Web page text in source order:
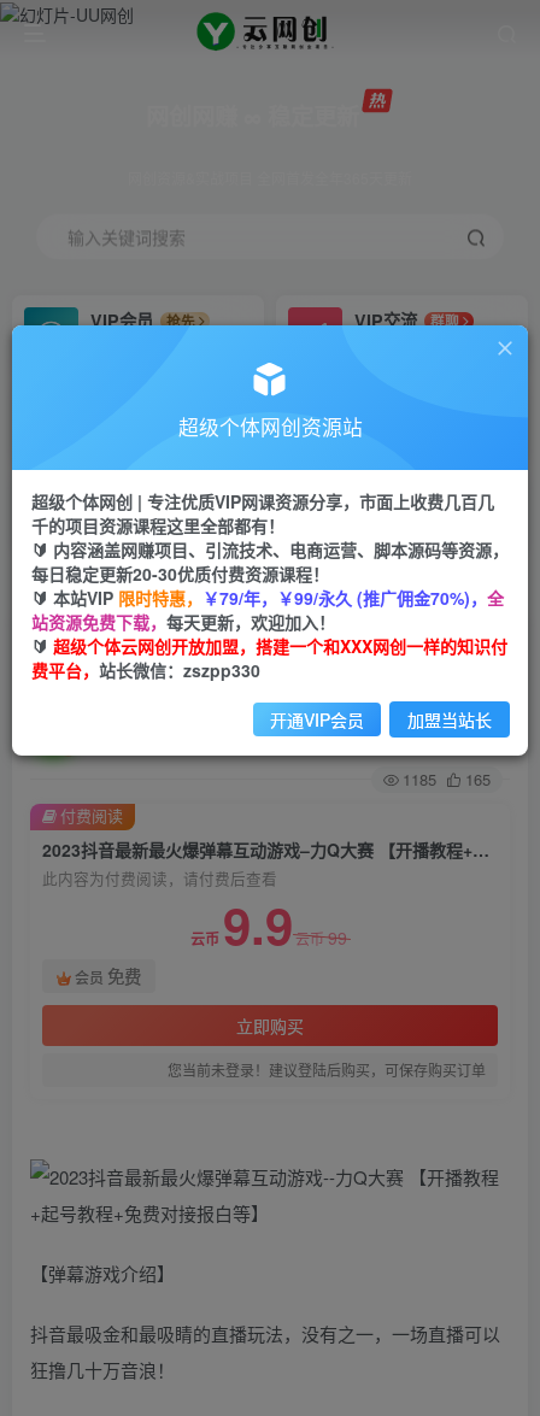
输入关键词搜索
VIP会员
抢先
VIP交流
群聊
研究探讨更多创业项目路子。
会员专属推广链接
招募站长
挂机
项目
脚本卡密
APP下载
GO
首页 创业课程 会员免费 正文
2023抖音最新最火爆弹幕互动游戏–力Q大赛 【开
播教程+起号教程+兔费对接报白等】
关注 私信
1185 165
2023抖音最新最火爆弹幕互动游戏–力Q大赛 【开播教程+起号教程+兔费对接报白等】
此内容为付费阅读，请付费后查看
云币 9.9云币99
会员 免费
立即购买
您当前未登录！建议登陆后购买，可保存购买订单
付费阅读
【弹幕游戏介绍】
抖音最吸金和最吸睛的直播玩法，没有之一，一场直播可以
狂撸几十万音浪！
超级个体网创资源站
超级个体网创 | 专注优质VIP网课资源分享，市面上收费几百几
千的项目资源课程这里全部都有！
🔰 内容涵盖网赚项目、引流技术、电商运营、脚本源码等资源，
每日稳定更新20-30优质付费资源课程！
🔰 本站VIP 限时特惠， ￥79/年，￥99/永久 (推广佣金70%)， 全
站资源免费下载， 每天更新，欢迎加入！
🔰 超级个体云网创开放加盟，搭建一个和XXX网创一样的知识付
费平台， 站长微信：zszpp330
开通VIP会员 加盟当站长